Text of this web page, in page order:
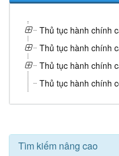
Thủ tục hành chính
Thủ tục hành chính
Thủ tục hành chính
Thủ tục hành chính
Tìm kiếm nâng cao